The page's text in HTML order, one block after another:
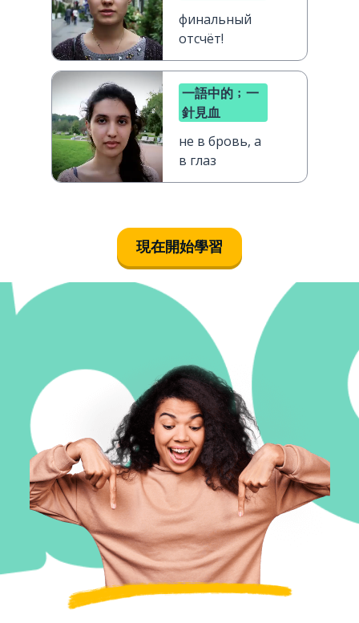
финальный
отсчёт!
一語中的﹔一
針見血
не в бровь, а
в глаз
現在開始學習